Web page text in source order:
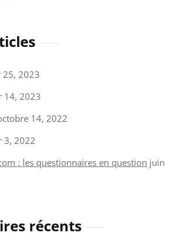
25, 2023
14, 2023
14, 2022
3, 2022
: les questionnaires en question juin
récents